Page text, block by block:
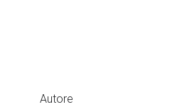
Autore